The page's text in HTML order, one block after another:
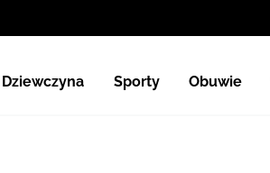
Dziewczyna Sporty Obuwie